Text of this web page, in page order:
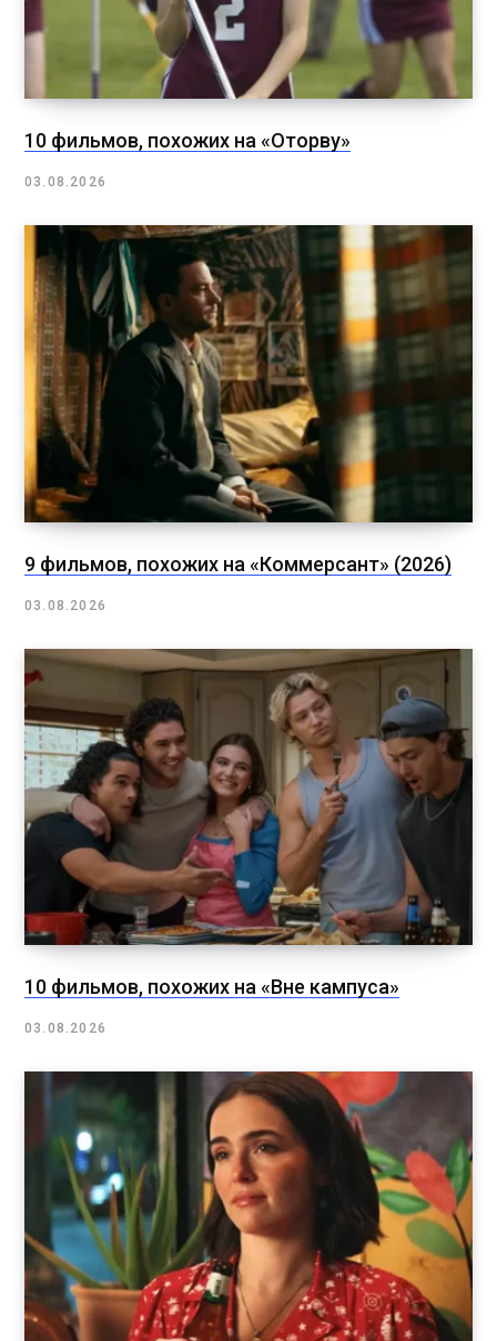
10 фильмов, похожих на «Оторву»
03.08.2026
9 фильмов, похожих на «Коммерсант» (2026)
03.08.2026
10 фильмов, похожих на «Вне кампуса»
03.08.2026